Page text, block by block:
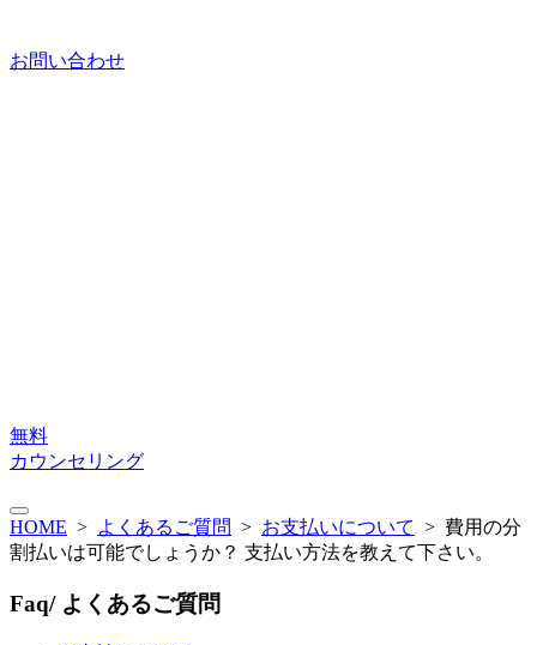
お問い合わせ
無料
カウンセリング
HOME > よくあるご質問 > お支払いについて > 費用の分
割払いは可能でしょうか？ 支払い方法を教えて下さい。
Faq/ よくあるご質問